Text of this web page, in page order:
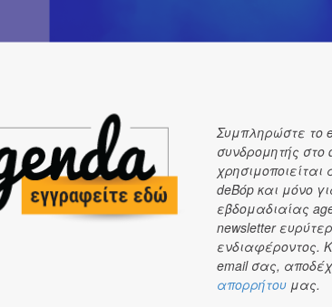
δημοφιλή τραγούδια του Γιώργου
Αλκίνοου Ιωαννίδη, Ρένας Μόρφη και
Συμπληρώστε το
συνδρομητής στο
deBόp και μόνο
εβδομαδιαίας
newsletter
ενδιαφέροντος.
email σας,
απορρήτου μας.